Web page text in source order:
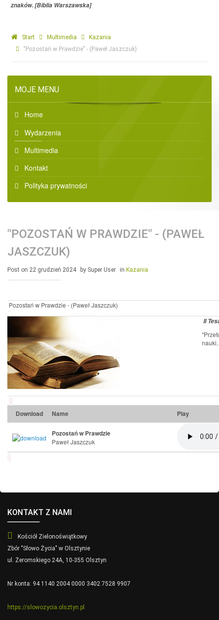
znaków. [Biblia Warszawska]
Start Multimedia
Kazania
"Pozostań w Prawdzie" - (Paweł Jaszczuk)
MOJE MENU
Home
Wydarzenia
Multimedia
Kontakt
Polityka prywatności
"POZOSTAŃ W PRAWDZIE" - (PAWEŁ
JASZCZUK)
Post on 22 grudzień 2024 by Super User in Kazania
Pozostań w Prawdzie - (Paweł Jaszczuk)
II
Download Name Play
Pozostań w Prawdzie
Paweł Jaszczuk
KONTAKT Z NAMI
Kościół Zielonoświątkowy
Zbór "Słowo Życia" w Olsztynie
ul. Żeromskiego 24A, 10-355 Olsztyn
Nr konta: 94 1140 2004 0000 3402 7528 9907
https://slowozycia.olsztyn.pl